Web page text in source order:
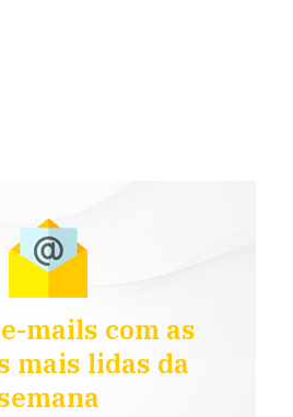
mails com as
mais lidas da